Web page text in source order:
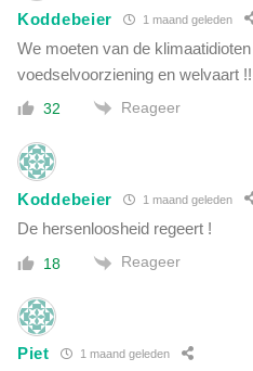
Koddebeier 1 maand geleden
We moeten van de
voedselvoorziening en welvaart !!
32 Reageer
Koddebeier 1 maand geleden
De hersenloosheid regeert !
18 Reageer
Piet 1 maand geleden